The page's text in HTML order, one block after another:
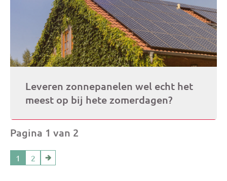
Leveren zonnepanelen wel echt het
meest op bij hete zomerdagen?
Pagina 1 van 2
1 2